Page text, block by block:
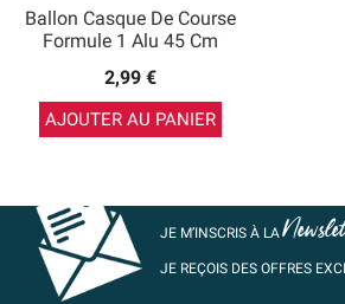
Ballon Casque De Course
Formule 1 Alu 45 Cm
2,99 €
AJOUTER AU PANIER
JE M’INSCRIS À LA
JE REÇOIS DES OFFRES